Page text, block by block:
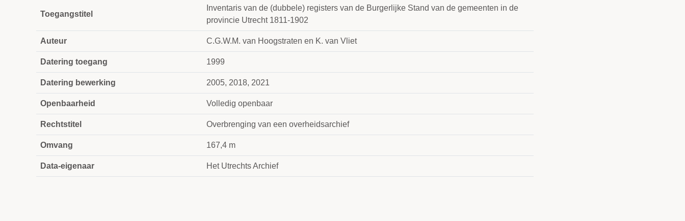
Toegangstitel
Inventaris van de (dubbele) registers van de Burgerlijke Stand van de gemeenten in de
provincie Utrecht 1811-1902
Auteur C.G.W.M. van Hoogstraten en K. van Vliet
Datering toegang 1999
Datering bewerking 2005, 2018, 2021
Openbaarheid Volledig openbaar
Rechtstitel Overbrenging van een overheidsarchief
Omvang 167,4 m
Data-eigenaar Het Utrechts Archief